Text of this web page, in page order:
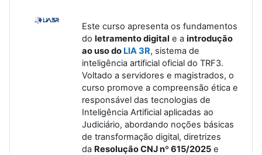
Este curso apresenta os fundamentos
do letramento digital e a introdução
ao uso do LIA 3R, sistema de
inteligência artificial oficial do TRF3.
Voltado a servidores e magistrados, o
curso promove a compreensão ética e
responsável das tecnologias de
Inteligência Artificial aplicadas ao
Judiciário, abordando noções básicas
de transformação digital, diretrizes
da Resolução CNJ nº 615/2025 e